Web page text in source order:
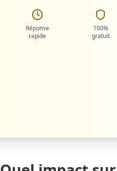
Réponse
rapide
100%
gratuit